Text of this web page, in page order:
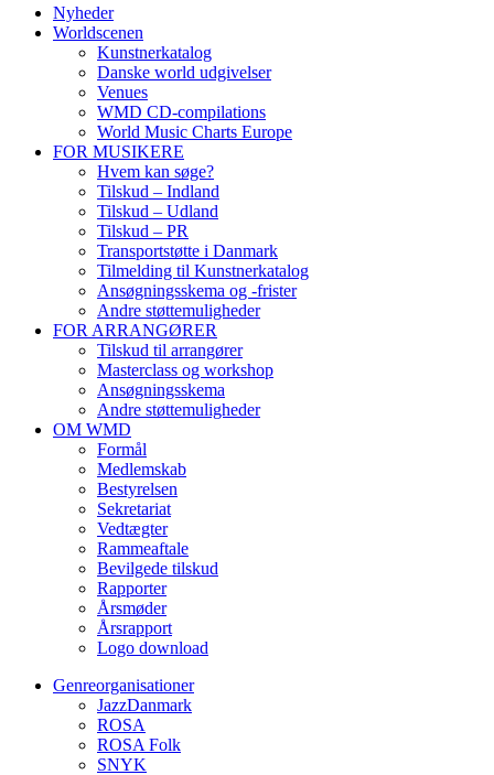
Nyheder
Worldscenen
Kunstnerkatalog
Danske world udgivelser
Venues
WMD CD-compilations
World Music Charts Europe
FOR MUSIKERE
Hvem kan søge?
Tilskud – Indland
Tilskud – Udland
Tilskud – PR
Transportstøtte i Danmark
Tilmelding til Kunstnerkatalog
Ansøgningsskema og -frister
Andre støttemuligheder
FOR ARRANGØRER
Tilskud til arrangører
Masterclass og workshop
Ansøgningsskema
Andre støttemuligheder
OM WMD
Formål
Medlemskab
Bestyrelsen
Sekretariat
Vedtægter
Rammeaftale
Bevilgede tilskud
Rapporter
Årsmøder
Årsrapport
Logo download
Genreorganisationer
JazzDanmark
ROSA
ROSA Folk
SNYK